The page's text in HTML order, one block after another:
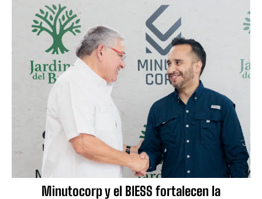
Minutocorp y el BIESS fortalecen la